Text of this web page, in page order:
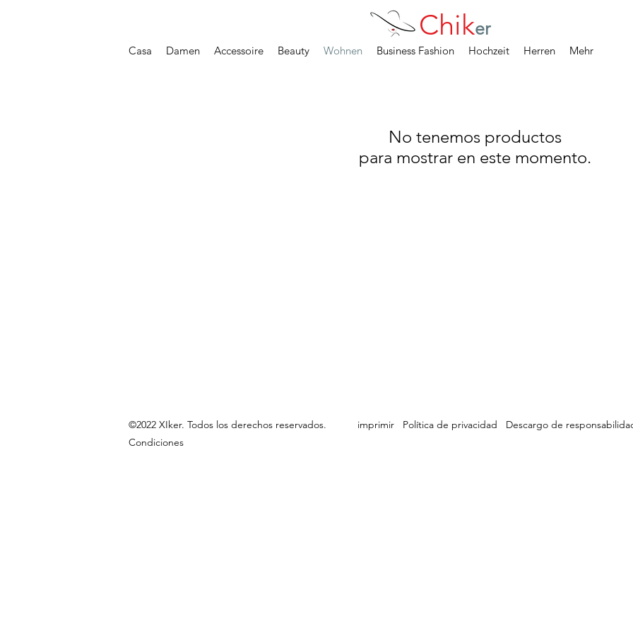
Chiker
Casa Damen Accessoire Beauty Wohnen Business Fashion Hochzeit Herren Mehr
No tenemos productos
para mostrar en este momento.
©2022 XIker. Todos los derechos reservados. imprimir Política de privacidad
Descargo de
Condiciones